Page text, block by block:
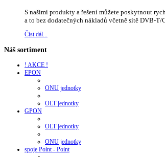
S našimi produkty a řešení můžete poskytnout
a to bez dodatečných nákladů včetně sítě DVB-
Číst dál...
Náš sortiment
! AKCE !
EPON
ONU jednotky
OLT jednotky
GPON
OLT jednotky
ONU jednotky
spoje Point - Point